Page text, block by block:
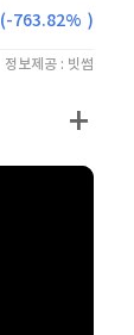
(-763.82% )
정보제공 : 빗썸